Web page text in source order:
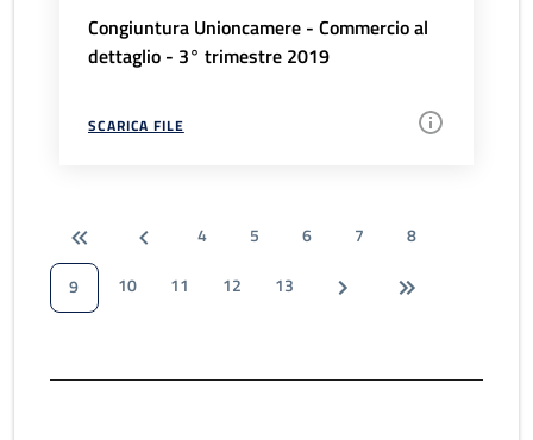
Congiuntura Unioncamere - Commercio al
dettaglio - 3° trimestre 2019
SCARICA FILE
4 5 6 7
8
9
10 11 12 13